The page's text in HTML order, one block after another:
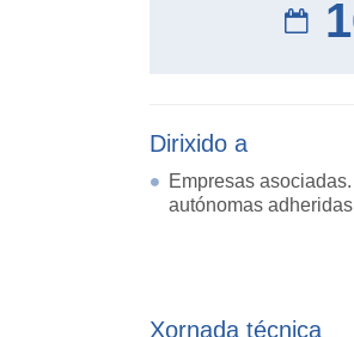
Dirixido a
Empresas
autónomas
Xornada técnica